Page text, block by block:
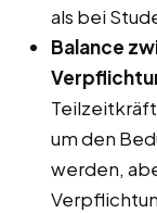
als bei
Balance
um den
werden,